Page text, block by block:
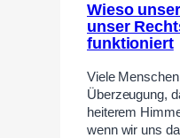
Wieso
unser
funktioniert
Viele
Überzeugung,
heiterem
wenn wir uns